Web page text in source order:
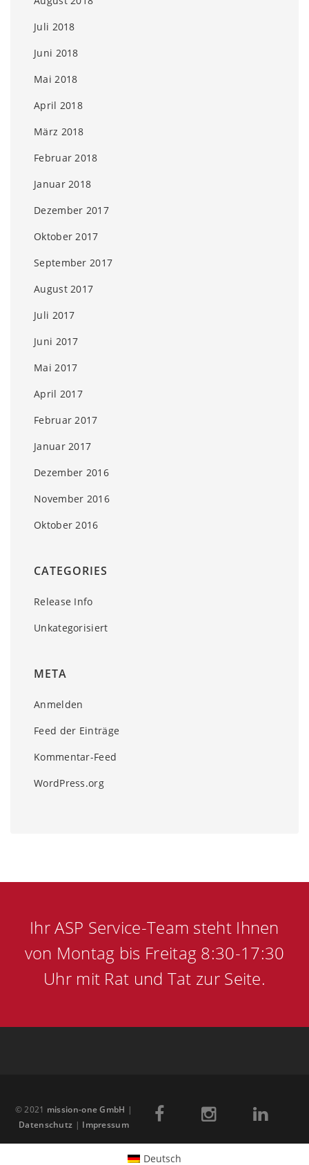
Juli 2018
Juni 2018
Mai 2018
April 2018
März 2018
Februar 2018
Januar 2018
Dezember 2017
Oktober 2017
September 2017
August 2017
Juli 2017
Juni 2017
Mai 2017
April 2017
Februar 2017
Januar 2017
Dezember 2016
November 2016
Oktober 2016
CATEGORIES
Release Info
Unkategorisiert
META
Anmelden
Feed der Einträge
Kommentar-Feed
WordPress.org
Ihr ASP Service-Team steht Ihnen
von Montag bis Freitag 8:30-17:30
Uhr mit Rat und Tat zur Seite.
© 2021 mission-one GmbH |
Datenschutz | Impressum
Deutsch